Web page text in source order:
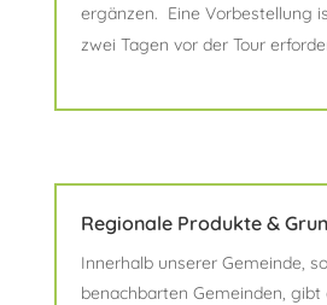
ergänzen. Eine Vorbestellung
zwei Tagen vor der Tour
Regionale Produkte &
Innerhalb unserer Gemeinde,
benachbarten Gemeinden,